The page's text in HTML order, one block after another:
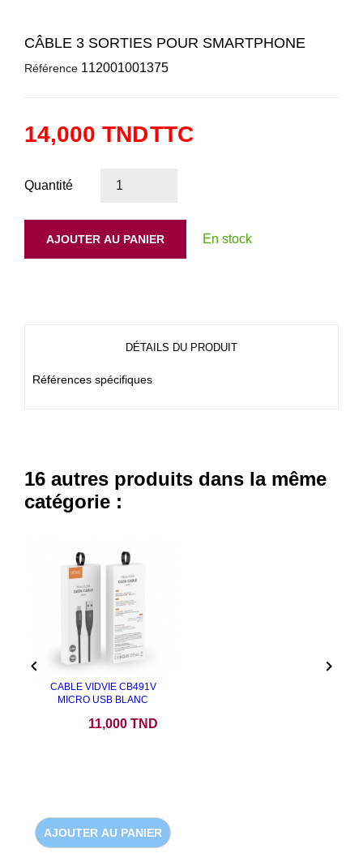
CÂBLE 3 SORTIES POUR SMARTPHONE
Référence 112001001375
14,000 TNDTTC
Quantité
AJOUTER AU PANIER En stock
DÉTAILS DU PRODUIT
Références spécifiques
16 autres produits dans la même
catégorie :
CABLE VIDVIE CB491V
MICRO USB BLANC
11,000 TND
AJOUTER AU PANIER
 